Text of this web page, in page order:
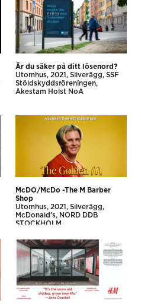
Är du säker på ditt lösenord?
Utomhus 2021 Silverägg
SSF
Stöldskyddsföreningen
Åkestam Holst NoA
McDO/McDo -The M Barber
Shop
Utomhus 2021
Silverägg
McDonald's
NORD DDB
STOCKHOLM